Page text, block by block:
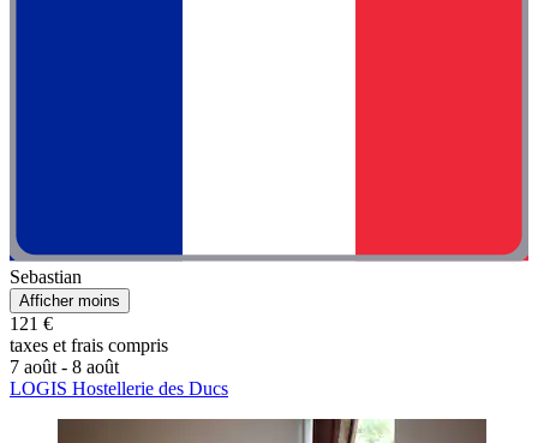
Sebastian
Afficher moins
121 €
taxes et frais compris
7 août - 8 août
LOGIS Hostellerie des Ducs